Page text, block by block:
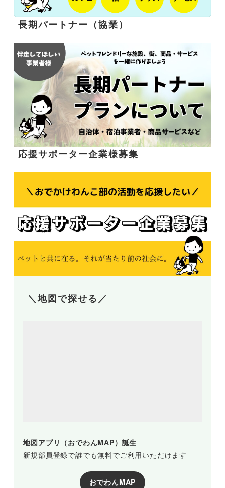
長期パートナー（協業）
応援サポーター企業様募集
＼地図で探せる／
地図アプリ（おでわんMAP）誕生
新規部員登録で誰でも無料でご利用いただけます
おでわんMAP